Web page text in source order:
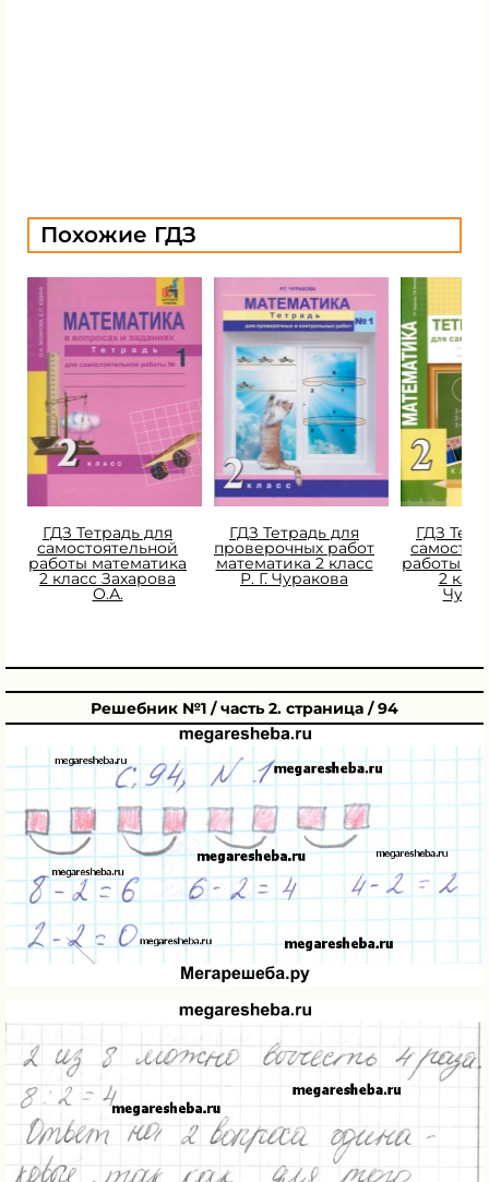
Похожие ГДЗ
ГДЗ Тетрадь для
самостоятельной
работы математика
2 класс Захарова
О.А.
ГДЗ Тетрадь для
проверочных работ
математика 2 класс
Р. Г. Чуракова
ГДЗ
работы
2
Решебник №1 / часть 2. страница / 94